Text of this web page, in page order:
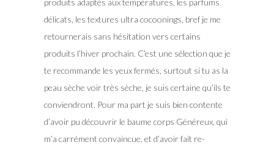
produits adaptés aux températures, les parfums
délicats, les textures ultra cocoonings, bref je me
retournerais sans hésitation vers certains
produits l’hiver prochain. C’est une sélection que je
te recommande les yeux fermés, surtout si tu as la
peau sèche voir très sèche, je suis certaine qu’ils te
conviendront. Pour ma part je suis bien contente
d’avoir pu découvrir le baume corps Généreux, qui
m’a carrément convaincue, et d’avoir fait re-